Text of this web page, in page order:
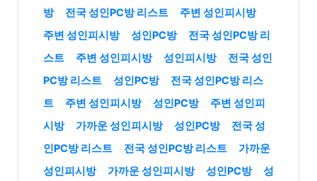
방
전국 성인PC방 리스트
주변 성인피시방
주변 성인피시방
성인PC방
전국 성인PC방 리
스트
주변 성인피시방 성인피시방
전국 성인
PC방 리스트
성인PC방
전국 성인PC방 리스
트
주변 성인피시방 성인PC방
주변 성인피
시방
가까운 성인피시방 성인PC방
전국 성
인PC방 리스트
전국 성인PC방 리스트
가까운
성인피시방
가까운 성인피시방 성인PC방
성